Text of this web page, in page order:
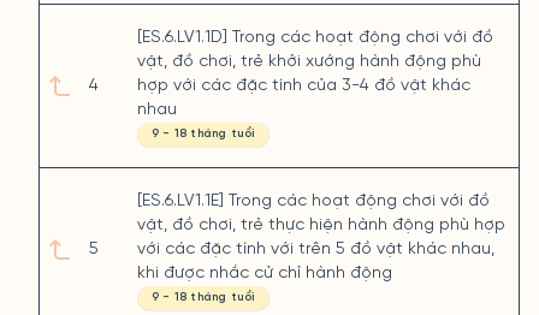
4
5
[ES.6.LV1.1D] Trong các hoạt động chơi với đồ
vật, đồ chơi, trẻ khởi xướng hành động phù
hợp với các đặc tính của 3-4 đồ vật khác
nhau
9 - 18 tháng tuổi
[ES.6.LV1.1E] Trong các hoạt động chơi với đồ
vật, đồ chơi, trẻ thực hiện hành động phù hợp
với các đặc tính với trên 5 đồ vật khác nhau,
khi được nhắc cử chỉ hành động
9 - 18 tháng tuổi